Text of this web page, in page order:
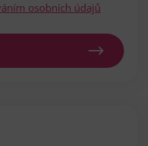
osobních údajů